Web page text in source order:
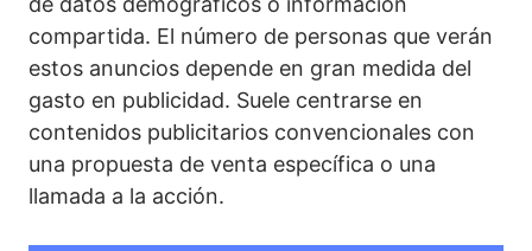
compartida. El número de personas que verán
estos anuncios depende en gran medida del
gasto en publicidad. Suele centrarse en
contenidos publicitarios convencionales con
una propuesta de venta específica o una
llamada a la acción.